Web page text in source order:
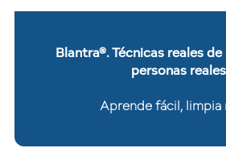
Blantra®. Técnicas reales
personas
Aprende fácil, limpia